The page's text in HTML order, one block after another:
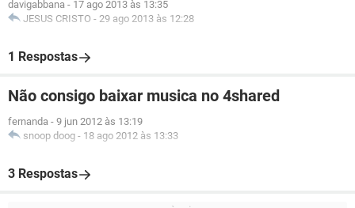
davigabbana - 17 ago 2013 às 13:35
JESUS CRISTO - 29 ago 2013 às 12:28
1 Respostas
Não consigo baixar musica no 4shared
fernanda - 9 jun 2012 às 13:19
snoop doog - 18 ago 2012 às 13:33
3 Respostas